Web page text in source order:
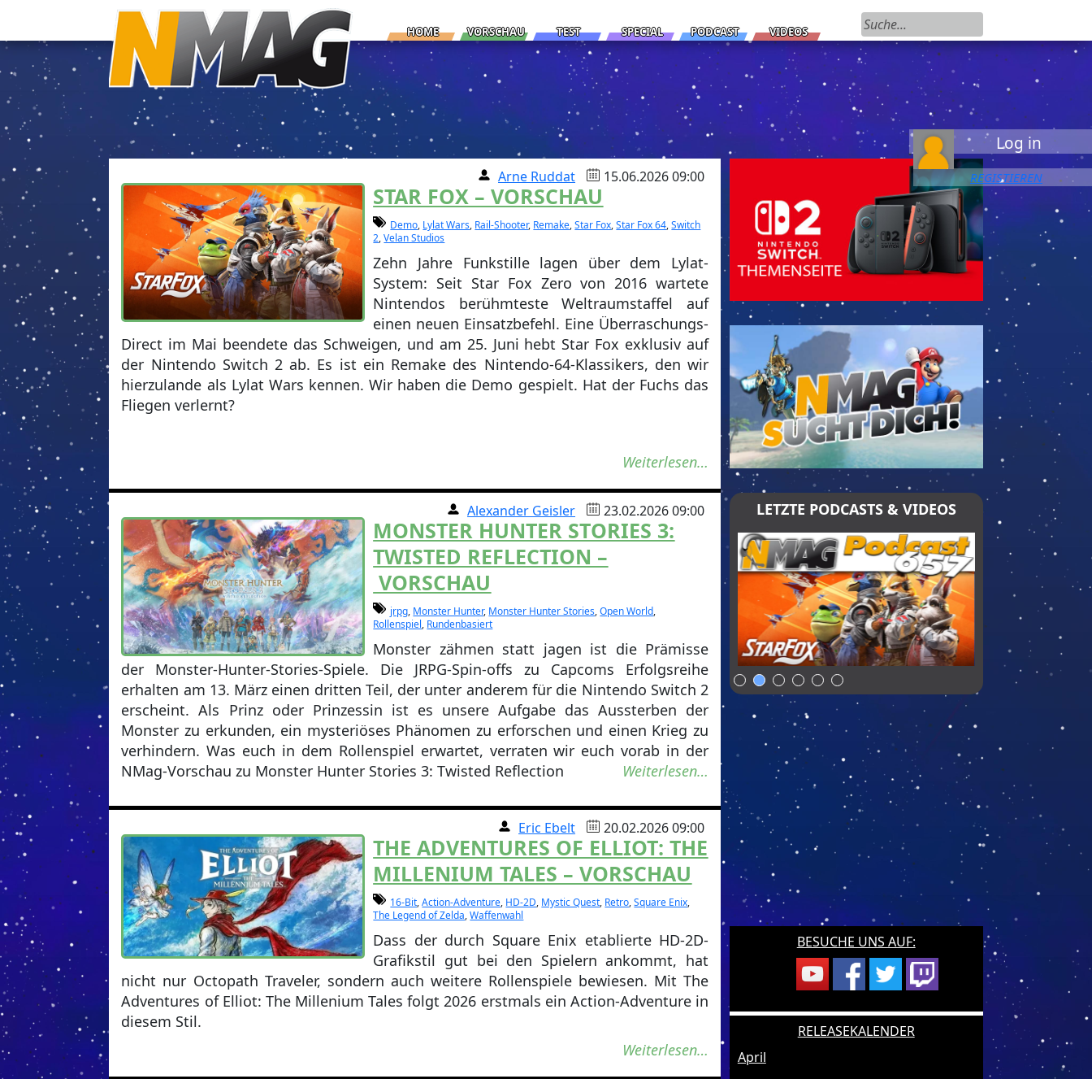
HOME VORSCHAU TEST SPECIAL PODCAST VIDEOS
Suchen nach:
Log in
REGISTIEREN
Arne Ruddat 15.06.2026 09:00
STAR FOX – VORSCHAU
Demo, Lylat Wars, Rail-Shooter, Remake,Star Fox,Star Fox 64,Switch
2,Velan Studios
Zehn Jahre Funkstille lagen über dem Lylat-
System: Seit Star Fox Zero von 2016 wartete
Nintendos berühmteste Weltraumstaffel auf
einen neuen Einsatzbefehl. Eine Überraschungs-
Direct im Mai beendete das Schweigen, und am 25. Juni hebt Star Fox exklusiv auf
der Nintendo Switch 2 ab. Es ist ein Remake des Nintendo-64-Klassikers, den wir
hierzulande als Lylat Wars kennen. Wir haben die Demo gespielt. Hat der Fuchs das
Fliegen verlernt?
Weiterlesen…
Alexander Geisler 23.02.2026 09:00
MONSTER HUNTER STORIES 3:
TWISTED REFLECTION –
VORSCHAU
jrpg, Monster Hunter, Monster Hunter Stories,Open World,
Rollenspiel, Rundenbasiert
Monster zähmen statt jagen ist die Prämisse
der Monster-Hunter-Stories-Spiele. Die JRPG-Spin-offs zu Capcoms Erfolgsreihe
erhalten am 13. März einen dritten Teil, der unter anderem für die Nintendo Switch 2
erscheint. Als Prinz oder Prinzessin ist es unsere Aufgabe das Aussterben der
Monster zu erkunden, ein mysteriöses Phänomen zu erforschen und einen Krieg zu
verhindern. Was euch in dem Rollenspiel erwartet, verraten wir euch vorab in der
NMag-Vorschau zu Monster Hunter Stories 3: Twisted Reflection
Weiterlesen…
Eric Ebelt 20.02.2026 09:00
THE ADVENTURES OF ELLIOT: THE
MILLENIUM TALES – VORSCHAU
16-Bit,Action-Adventure, HD-2D, Mystic Quest, Retro,Square Enix,
The Legend of Zelda,Waffenwahl
Dass der durch Square Enix etablierte HD-2D-
Grafikstil gut bei den Spielern ankommt, hat
nicht nur Octopath Traveler, sondern auch weitere Rollenspiele bewiesen. Mit The
Adventures of Elliot: The Millenium Tales folgt 2026 erstmals ein Action-Adventure in
diesem Stil.
Weiterlesen…
LETZTE PODCASTS & VIDEOS
BESUCHE UNS AUF:
RELEASEKALENDER
April